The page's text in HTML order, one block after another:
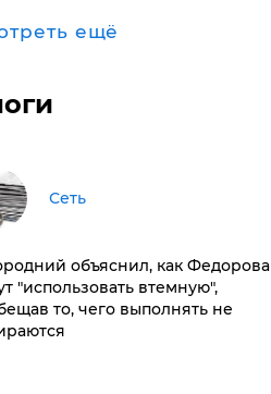
ещё
Сеть
объяснил, как Федорова
"использовать втемную",
то, чего выполнять не